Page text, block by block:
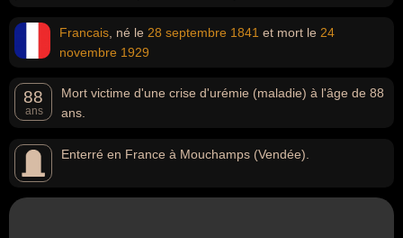
Francais , né le 28 septembre 1841 et mort le 24
novembre 1929
88
ans
Mort victime d'une crise d'urémie (maladie) à l'âge de 88
ans.
Enterré en France à Mouchamps (Vendée).